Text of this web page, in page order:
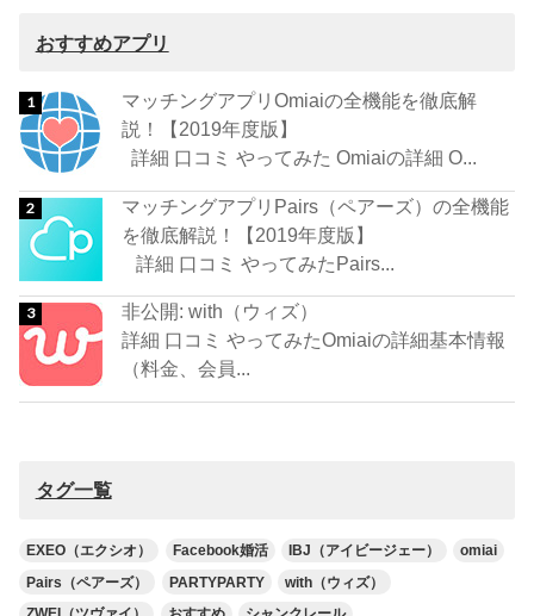
おすすめアプリ
マッチングアプリOmiaiの全機能を徹底解
説！【2019年度版】
詳細 口コミ やってみた Omiaiの詳細 O...
マッチングアプリPairs（ペアーズ）の全機能
を徹底解説！【2019年度版】
詳細 口コミ やってみたPairs...
非公開: with（ウィズ）
詳細 口コミ やってみたOmiaiの詳細基本情報
（料金、会員...
タグ一覧
EXEO（エクシオ） Facebook婚活 IBJ（アイビージェー）
omiai
Pairs（ペアーズ）
PARTYPARTY
with（ウィズ）